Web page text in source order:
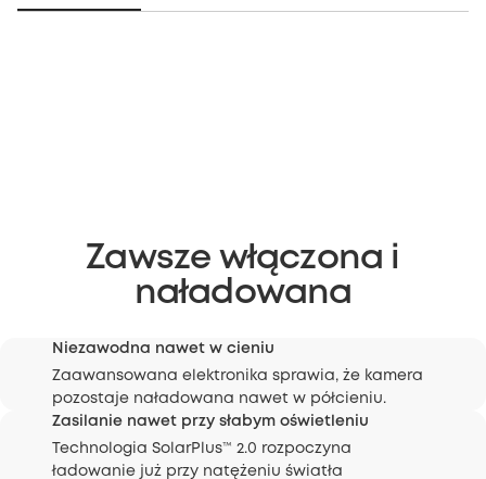
Zawsze włączona i
naładowana
Niezawodna nawet w cieniu
Zaawansowana elektronika sprawia, że kamera
pozostaje naładowana nawet w półcieniu.
Zasilanie nawet przy słabym oświetleniu
Technologia SolarPlus™ 2.0 rozpoczyna
ładowanie już przy natężeniu światła